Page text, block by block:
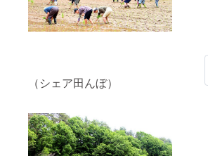
（シェア田んぼ）